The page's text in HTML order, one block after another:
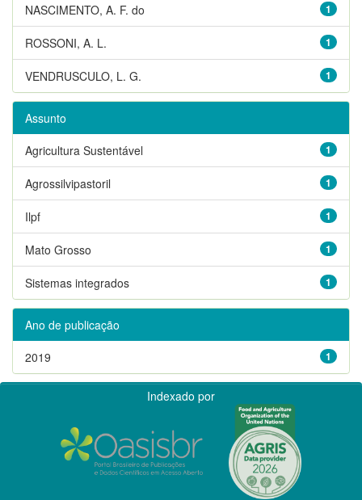
1
NASCIMENTO, A. F. do
1
ROSSONI, A. L.
1
VENDRUSCULO, L. G.
Assunto
1
Agricultura Sustentável
1
Agrossilvipastoril
1
Ilpf
1
Mato Grosso
1
Sistemas integrados
Ano de publicação
1
2019
Indexado por